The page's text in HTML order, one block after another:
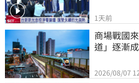
1天前
商場戰國
道」逐漸
2026/08/07